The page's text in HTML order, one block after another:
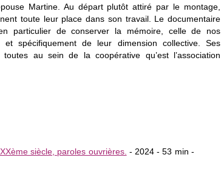
Martine. Au départ plutôt attiré par le montage,
toute leur place dans son travail. Le documentaire
particulier de conserver la mémoire, celle de nos
et spécifiquement de leur dimension collective. Ses
toutes au sein de la coopérative qu’est l’association
siècle, paroles ouvrières. - 2024 - 53 min -